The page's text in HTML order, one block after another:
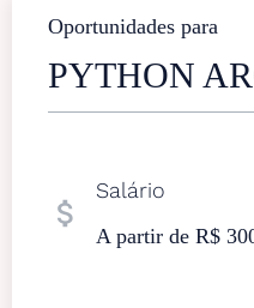
Oportunidades para
PYTHON
attach_money
Salário
A partir de R$